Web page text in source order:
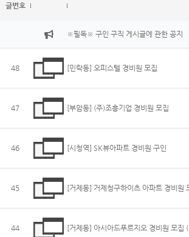
글번호
※필독※ 구인 구직 게시글에 관한 공지
48 [민락동] 오피스텔 경비원 모집
47 [부암동] (주)조흥기업 경비원 모집
46 [시청역] SK뷰아파트 경비원 구인
45 [거제동] 거제청구하이츠 아파트 경비원
44 [거제동] 아시아드푸르지오 경비원 모집